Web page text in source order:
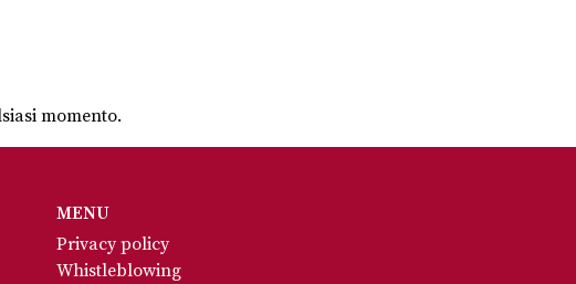
momento.
MENU
Privacy policy
Whistleblowing